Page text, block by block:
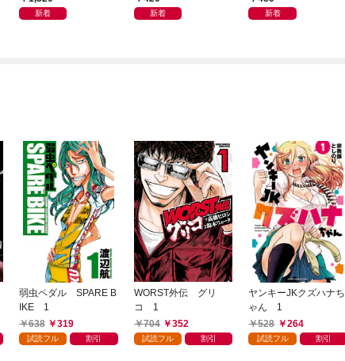
リ」新着 新着 新着
弱虫ペダル SPARE B
IKE 1
638
319
試読フル 割引
WORST外伝 グリ
コ 1
704
352
試読フル 割引
ヤンキーJKクズハナち
ゃん 1
528
264
試読フル 割引